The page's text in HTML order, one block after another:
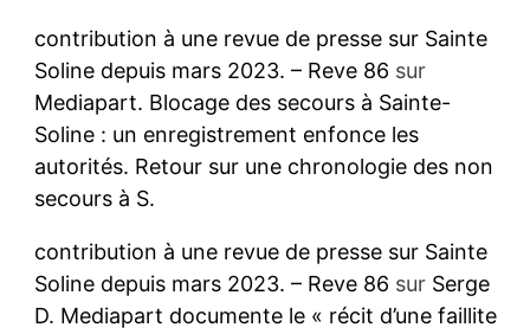
contribution à une revue de presse sur Sainte
Soline depuis mars 2023. – Reve 86 sur
Mediapart. Blocage des secours à Sainte-
Soline : un enregistrement enfonce les
autorités. Retour sur une chronologie des non
secours à S.
contribution à une revue de presse sur Sainte
Soline depuis mars 2023. – Reve 86 sur Serge
D. Mediapart documente le « récit d’une faillite